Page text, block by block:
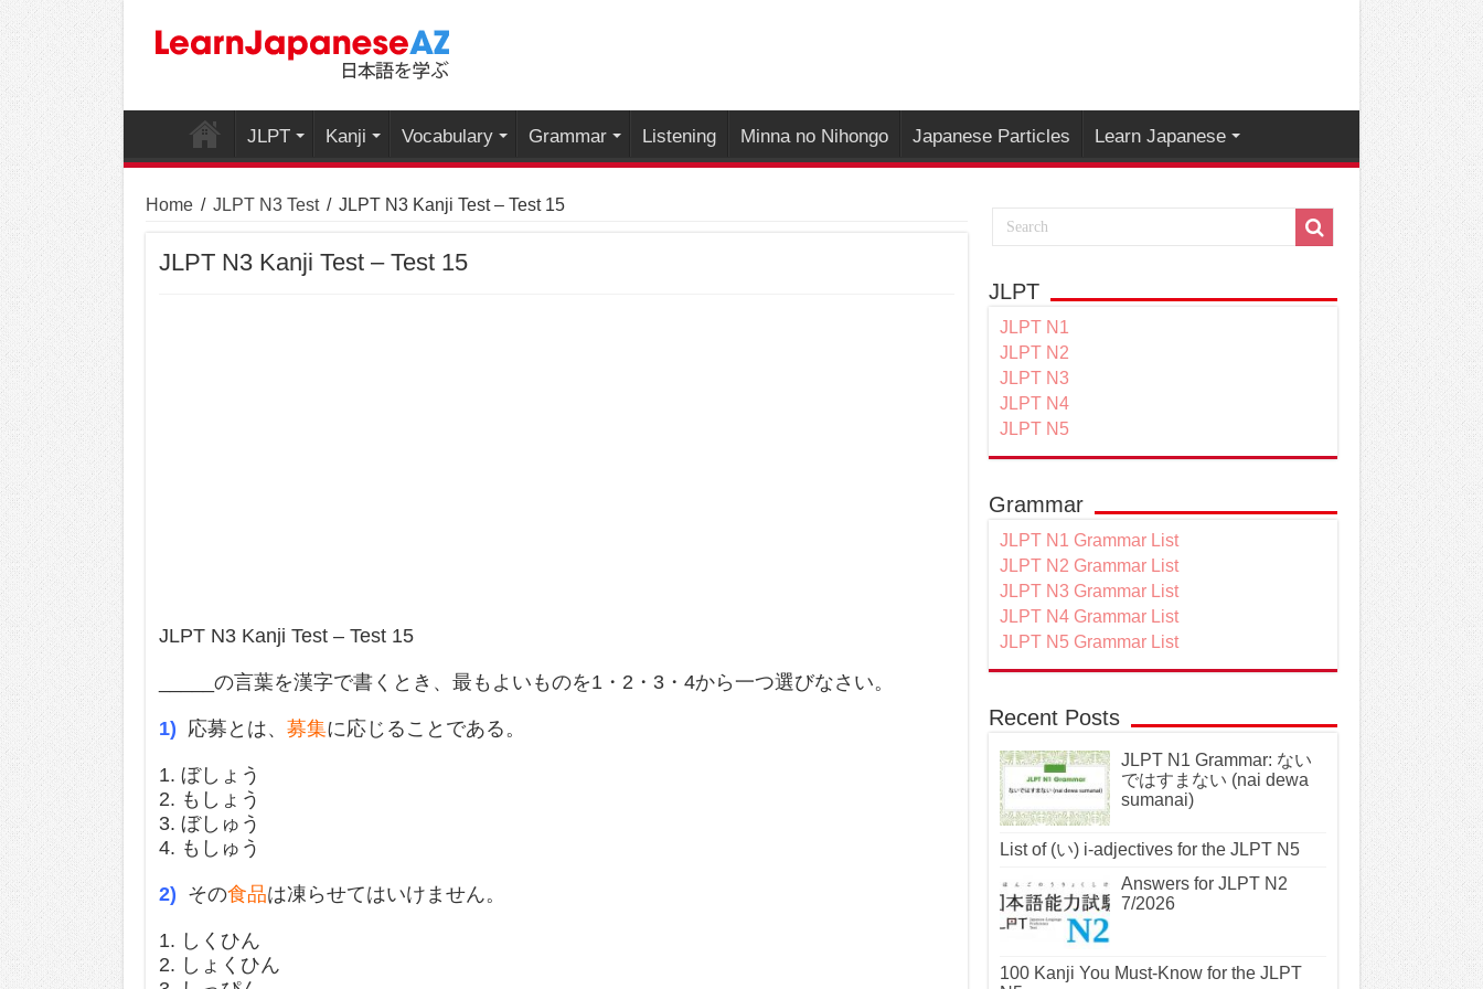
JLPT Kanji Vocabulary Grammar Listening Minna no Nihongo Japanese Particles Learn Japanese
Home / JLPT N3 Test / JLPT N3 Kanji Test – Test 15
JLPT N3 Kanji Test – Test 15
JLPT N3 Kanji Test – Test 15
_____の言葉を漢字で書くとき、最もよいものを1・2・3・4から一つ選びなさい。
1) 応募とは、 募集に応じることである。
1. ぼしょう
2. もしょう
3. ぼしゅう
4. もしゅう
2) その食品は凍らせてはいけません。
1. しくひん
2. しょくひん
JLPT
JLPT N1
JLPT N2
JLPT N3
JLPT N4
JLPT N5
Grammar
JLPT N1 Grammar List
JLPT N2 Grammar List
JLPT N3 Grammar List
JLPT N4 Grammar List
JLPT N5 Grammar List
Recent Posts
JLPT N1 Grammar: ない
ではすまない (nai dewa
sumanai)
List of (い) i-adjectives for the JLPT N5
Answers for JLPT N2
7/2026
100 Kanji You Must-Know for the JLPT